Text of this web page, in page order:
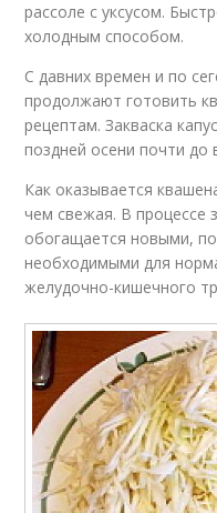
рассоле с уксусом.
холодным способом.
С давних времен и по
продолжают готовить
рецептам. Закваска
поздней осени почти до
Как оказывается
чем свежая. В процессе
обогащается новыми,
необходимыми для
желудочно-кишечного